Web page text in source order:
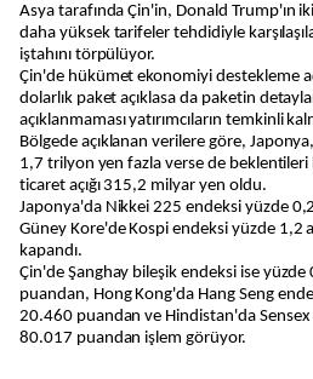
Asya tarafında Çin'in, Donald Trump'ın
daha yüksek tarifeler tehdidiyle
iştahını törpülüyor.
Çin'de hükümet ekonomiyi destekleme
dolarlık paket açıklasa da paketin
açıklanmaması yatırımcıların temkinli
Bölgede açıklanan verilere göre,
1,7 trilyon yen fazla verse de beklentileri
ticaret açığı 315,2 milyar yen oldu.
Japonya'da Nikkei 225 endeksi yüzde
Güney Kore'de Kospi endeksi yüzde 1,2
kapandı.
Çin'de Şanghay bileşik endeksi ise
puandan, Hong Kong'da Hang Seng
20.460 puandan ve Hindistan'da
80.017 puandan işlem görüyor.